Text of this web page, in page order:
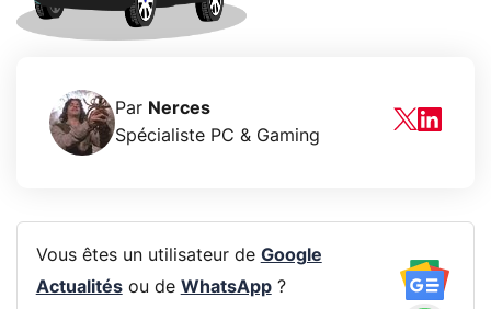
Par Nerces
Spécialiste PC & Gaming
Vous êtes un utilisateur de Google
Actualitésou de WhatsApp?